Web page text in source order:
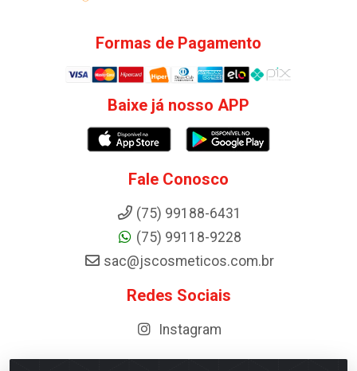
Formas de Pagamento
Baixe já nosso APP
Fale Conosco
(75) 99188-6431
(75) 99118-9228
sac@jscosmeticos.com.br
Redes Sociais
Instagram